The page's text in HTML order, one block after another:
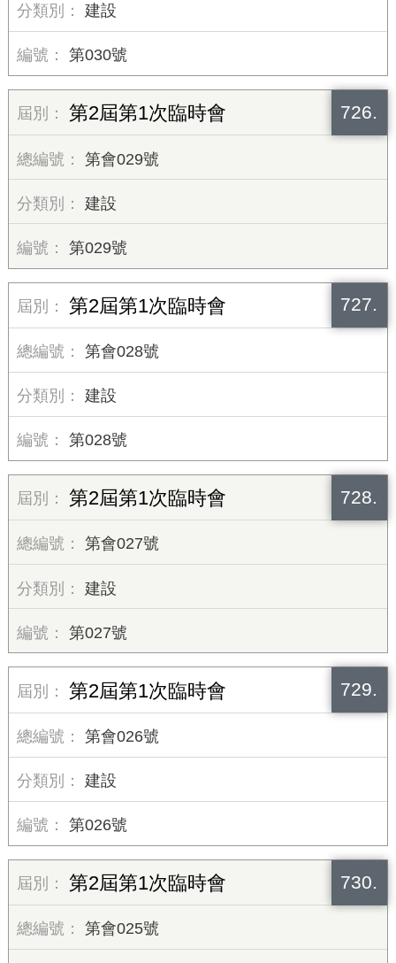
建設
第030號
726.
第2屆第1次臨時會
第會029號
建設
第029號
727.
第2屆第1次臨時會
第會028號
建設
第028號
728.
第2屆第1次臨時會
第會027號
建設
第027號
729.
第2屆第1次臨時會
第會026號
建設
第026號
730.
第2屆第1次臨時會
第會025號